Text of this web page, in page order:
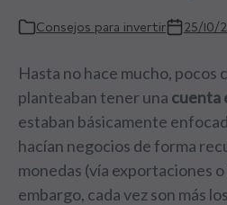
Consejos para invertir 25/10/
Hasta no hace mucho, pocos
planteaban tener una cuenta
estaban básicamente
hacían negocios de forma
monedas (vía exportaciones
embargo, cada vez son más